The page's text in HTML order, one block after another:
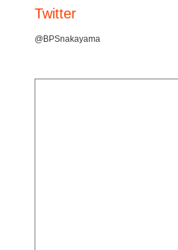
Twitter
@BPSnakayama